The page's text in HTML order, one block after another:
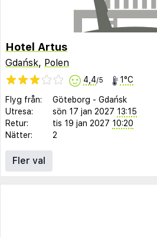
Hotel Artus
Gdańsk, Polen
4,4/5 1°C
Flyg från: Göteborg - Gdańsk
Utresa:
sön 17 jan 2027 13:15
Retur:
tis 19 jan 2027 10:20
Nätter:
2
Fler val